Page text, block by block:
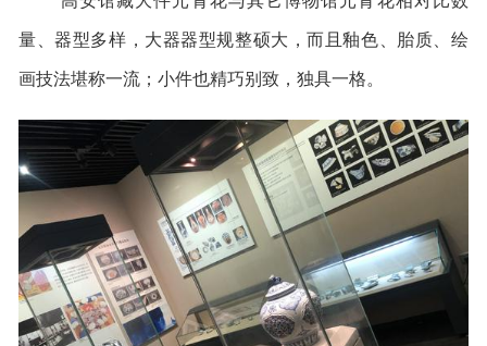
量、器型多样，大器器型规整硕大，而且釉色、胎质、绘
画技法堪称一流；小件也精巧别致，独具一格。